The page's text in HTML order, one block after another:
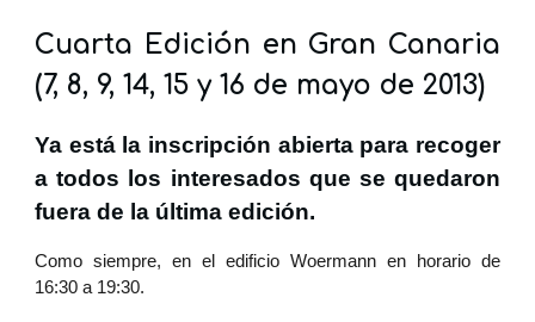
Cuarta Edición en Gran Canaria
(7, 8, 9, 14, 15 y 16 de mayo de 2013)
Ya está la inscripción abierta para recoger
a todos los interesados que se quedaron
fuera de la última edición.
Como siempre, en el edificio Woermann en horario de
16:30 a 19:30.